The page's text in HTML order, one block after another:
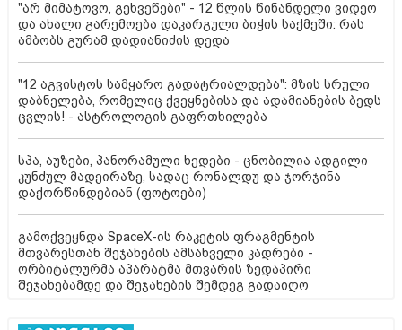
"არ მიმატოვო, გეხვეწები" - 12 წლის წინანდელი ვიდეო
და ახალი გარემოება დაკარგული ბიჭის საქმეში: რას
ამბობს გურამ დადიანიძის დედა
"12 აგვისტოს სამყარო გადატრიალდება": მზის სრული
დაბნელება, რომელიც ქვეყნებისა და ადამიანების ბედს
ცვლის! - ასტროლოგის გაფრთხილება
სპა, აუზები, პანორამული ხედები - ცნობილია ადგილი
კუნძულ მადეირაზე, სადაც რონალდუ და ჯორჯინა
დაქორწინდებიან (ფოტოები)
გამოქვეყნდა SpaceX-ის რაკეტის ფრაგმენტის
მთვარესთან შეჯახების ამსახველი კადრები -
ორბიტალურმა აპარატმა მთვარის ზედაპირი
შეჯახებამდე და შეჯახების შემდეგ გადაიღო